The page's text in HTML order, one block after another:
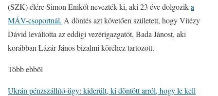
(SZK) élére Simon Enikőt nevezték ki, aki 23 éve dolgozika
MÁV-csoportnál. A döntés azt követően született, hogy Vitézy
Dávid leváltotta az eddigi vezérigazgatót, Bada Jánost, aki
korábban Lázár János bizalmi köréhez tartozott.
Több ebből
Ukrán pénzszállító-ügy: kiderült, ki döntött arról, hogy le kell